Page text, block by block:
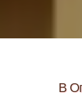
В